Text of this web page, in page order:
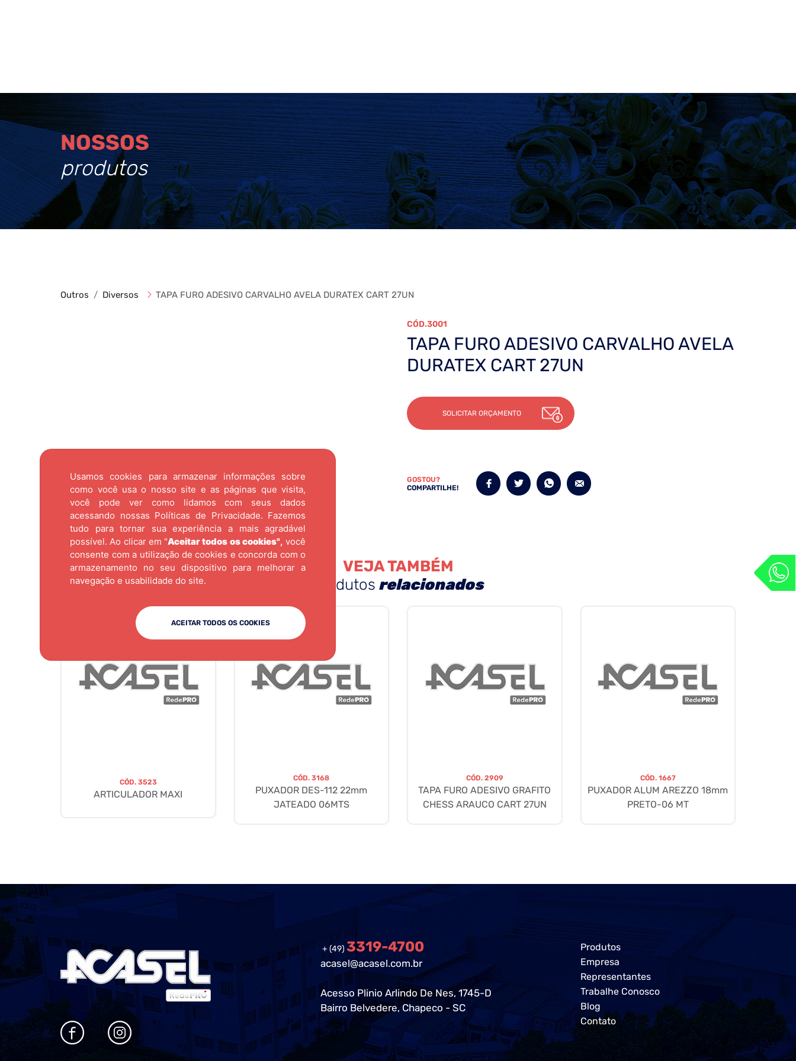
Usamos cookies para armazenar informações sobre
como você usa o nosso site e as páginas que visita,
você pode ver como lidamos com seus dados
acessando nossas Políticas de Privacidade. Fazemos
tudo para tornar sua experiência a mais agradável
possível. Ao clicar em "Aceitar todos os cookies", você
consente com a utilização de cookies e concorda com o
armazenamento no seu dispositivo para melhorar a
navegação e usabilidade do site.
ACEITAR TODOS OS COOKIES
NOSSOS
produtos
Outros Diversos TAPA FURO ADESIVO CARVALHO AVELA DURATEX CART 27UN
3001
TAPA FURO ADESIVO CARVALHO AVELA
DURATEX CART 27UN
SOLICITAR ORÇAMENTO
GOSTOU?
COMPARTILHE!
VEJA TAMBÉM
produtos relacionados
CÓD. 3523
ARTICULADOR MAXI
CÓD.3168
PUXADOR DES-112 22mm
JATEADO 06MTS
CÓD. 2909
TAPA FURO ADESIVO GRAFITO
CHESS ARAUCO CART 27UN
CÓD. 1667
PUXADOR ALUM AREZZO 18mm
PRETO-06 MT
+ (49) 3319-4700
acasel@acasel.com.br
Acesso Plinio Arlindo De Nes, 1745-D
Bairro Belvedere, Chapeco - SC
Produtos
Empresa
Representantes
Trabalhe Conosco
Blog
Contato